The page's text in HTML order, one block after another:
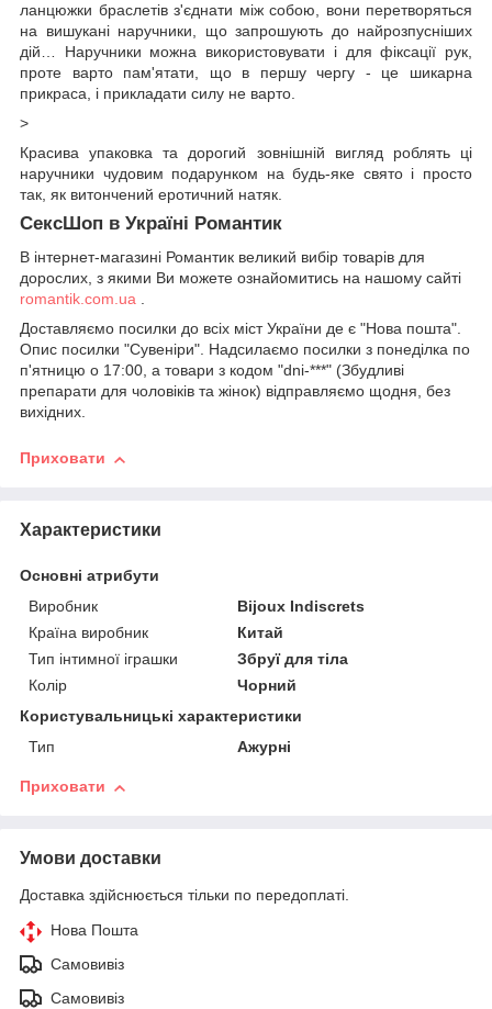
ланцюжки браслетів з'єднати між собою, вони перетворяться
на вишукані наручники, що запрошують до найрозпусніших
дій… Наручники можна використовувати і для фіксації рук,
проте варто пам'ятати, що в першу чергу - це шикарна
прикраса, і прикладати силу не варто.
>
Красива упаковка та дорогий зовнішній вигляд роблять ці
наручники чудовим подарунком на будь-яке свято і просто
так, як витончений еротичний натяк.
СексШоп в Україні Романтик
В інтернет-магазині Романтик великий вибір товарів для
дорослих, з якими Ви можете ознайомитись на нашому сайті
romantik.com.ua
Доставляємо посилки до всіх міст України де є "Нова пошта".
Опис посилки "Сувеніри". Надсилаємо посилки з понеділка по
п'ятницю о 17:00, а товари з кодом "dni-***" (Збудливі
препарати для чоловіків та жінок) відправляємо щодня, без
вихідних.
Приховати
Характеристики
Основні атрибути
Виробник
Bijoux Indiscrets
Країна виробник
Китай
Тип інтимної іграшки
Збруї для тіла
Колір
Чорний
Користувальницькі характеристики
Тип
Ажурні
Приховати
Умови доставки
Доставка здійснюється тільки по передоплаті.
Нова Пошта
Самовивіз
Самовивіз